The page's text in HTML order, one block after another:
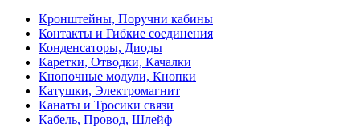
Кронштейны, Поручни кабины
Контакты и Гибкие соединения
Конденсаторы, Диоды
Каретки, Отводки, Качалки
Кнопочные модули, Кнопки
Катушки, Электромагнит
Канаты и Тросики связи
Кабель, Провод, Шлейф